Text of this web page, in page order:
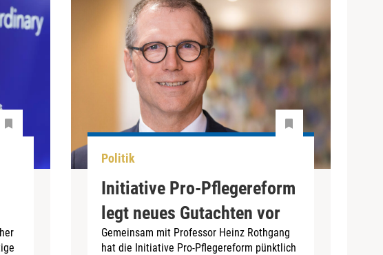
Politik
Initiative Pro-Pflegereform
legt neues Gutachten vor
Gemeinsam mit Professor Heinz Rothgang
hat die Initiative Pro-Pflegereform pünktlich